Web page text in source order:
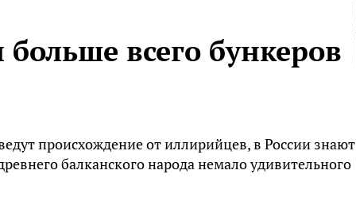
всего бункеров
происхождение от иллирийцев, в России знают
балканского народа немало удивительного